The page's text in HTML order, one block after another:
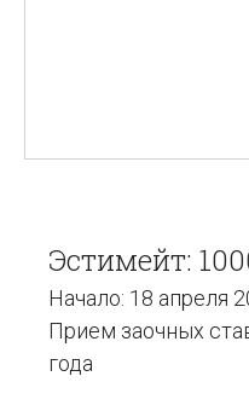
Эстимейт:
Начало: 18 апреля
Прием заочных
года